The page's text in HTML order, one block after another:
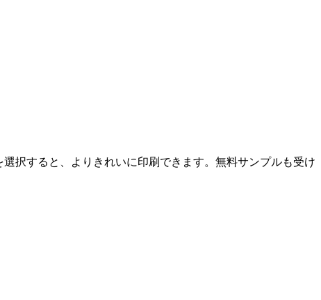
択すると、よりきれいに印刷できます。無料サンプルも受け